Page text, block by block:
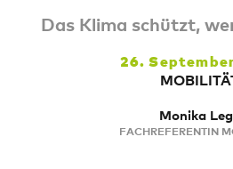
Das Klima schützt,
26.
Monika
FACHREFERENTIN